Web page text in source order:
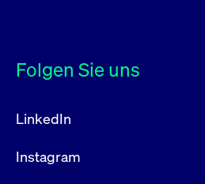
Folgen Sie uns
LinkedIn
Instagram